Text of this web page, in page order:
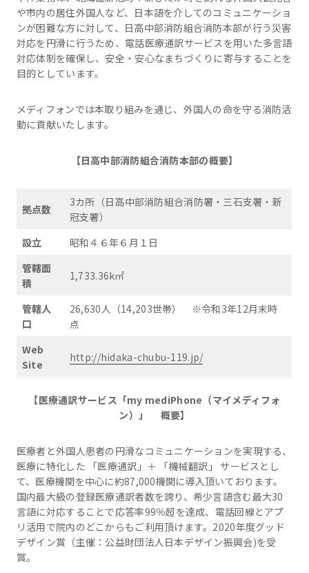
や市内の居住外国人など、日本語を介してのコミュニケーショ
ンが困難な方に対して、日高中部消防組合消防本部が行う災害
対応を円滑に行うため、電話医療通訳サービスを用いた多言語
対応体制を確保し、安全・安心なまちづくりに寄与することを
目的としています。
メディフォンでは本取り組みを通じ、外国人の命を守る消防活
動に貢献いたします。
【日高中部消防組合消防本部の概要】
拠点数
3カ所（日高中部消防組合消防署・三石支署・新
冠支署）
設立
昭和４６年６月１日
管轄面
積
1,733.36k㎡
管轄人
口
26,630人（14,203世帯） ※令和3年12月末時
点
Web
Site
http://hidaka-chubu-119.jp/
【医療通訳サービス「my mediPhone（マイメディフォ
ン）」 概要】
医療者と外国人患者の円滑なコミュニケーションを実現する、
医療に特化した 「医療通訳」＋ 「機械翻訳」 サービスとし
て、医療機関を中心に約87,000機関に導入頂いております。
国内最大級の登録医療通訳者数を誇り、希少言語含む最大30
言語に対応することで応答率99％超を達成、電話回線とアプ
リ活用で院内のどこからもご利用頂けます。2020年度グッド
デザイン賞（主催：公益財団法人日本デザイン振興会)を受
賞。